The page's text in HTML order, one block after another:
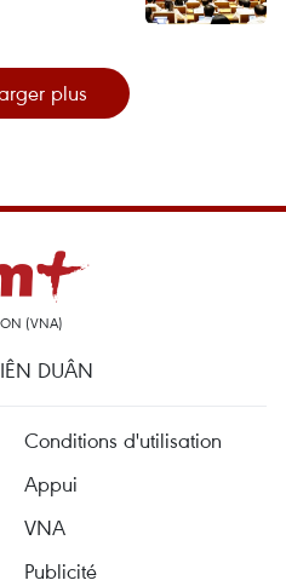
plus
(VNA)
DUÂN
Conditions d'utilisation
Appui
VNA
Publicité